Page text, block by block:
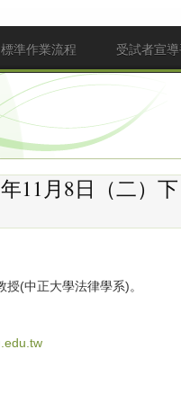
標準作業流程 受試者宣
11月8日（二）下
(中正大學法律學系)。